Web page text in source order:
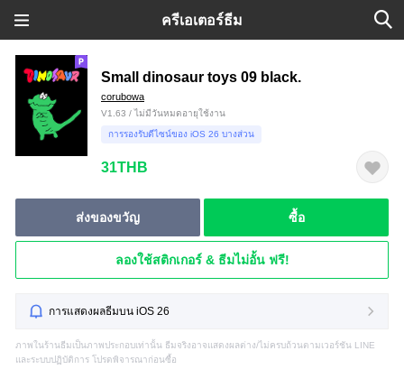
ครีเอเตอร์ธีม
Small dinosaur toys 09 black.
corubowa
V1.63 / ไม่มีวันหมดอายุใช้งาน
การรองรับดีไซน์ของ iOS 26 บางส่วน
31THB
ส่งของขวัญ ซื้อ
ลองใช้สติกเกอร์ & ธีมไม่อั้น ฟรี!
การแสดงผลธีมบน iOS 26
ภาพในร้านธีมเป็นภาพประกอบเท่านั้น ธีมจริงอาจแสดงผลต่าง/ไม่ครบถ้วนตามเวอร์ชัน LINE
และระบบปฏิบัติการ โปรดพิจารณาก่อนซื้อ